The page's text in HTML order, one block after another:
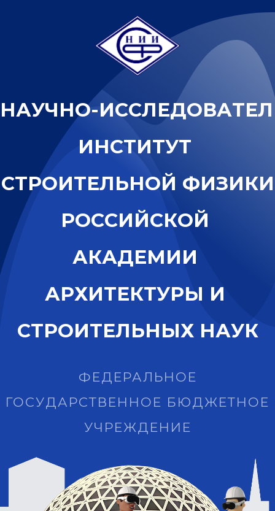
НАУЧНО-ИССЛЕДОВАТЕЛ
ИНСТИТУТ
СТРОИТЕЛЬНОЙ ФИЗИКИ
РОССИЙСКОЙ
АКАДЕМИИ
АРХИТЕКТУРЫ И
СТРОИТЕЛЬНЫХ НАУК
ФЕДЕРАЛЬНОЕ
ГОСУДАРСТВЕННОЕ БЮДЖЕТНОЕ
УЧРЕЖДЕНИЕ